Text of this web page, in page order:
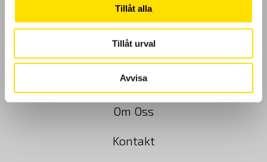
Tillåt alla
Tillåt urval
Avvisa
Cookies
Klagomål
Kundundersökning
Om Oss
Kontakt